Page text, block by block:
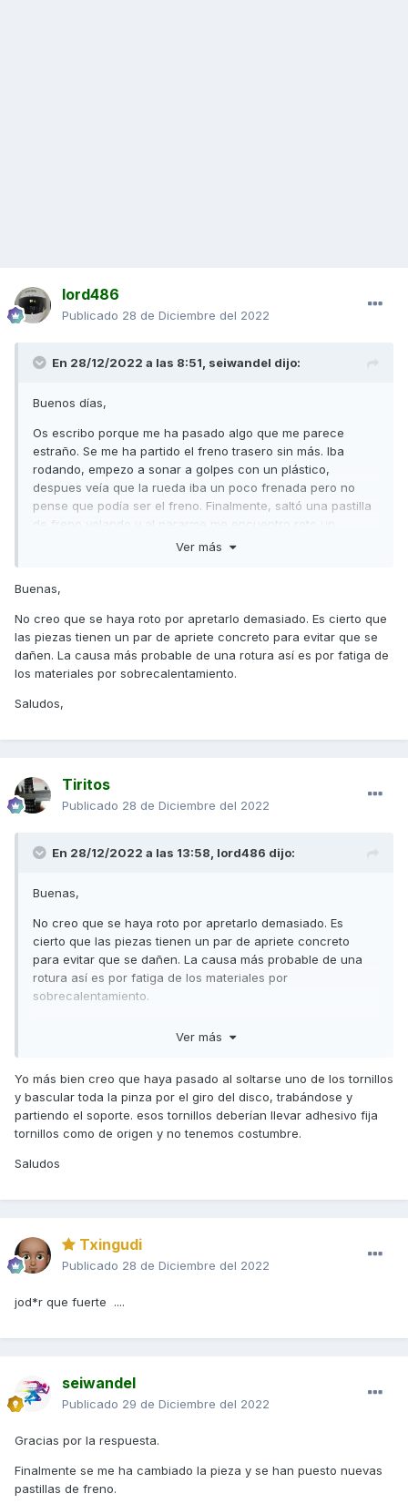
lord486
Publicado 28 de Diciembre del 2022
En 28/12/2022 a las 8:51, seiwandel dijo:
Buenos días,
Os escribo porque me ha pasado algo que me parece
estraño. Se me ha partido el freno trasero sin más. Iba
rodando, empezo a sonar a golpes con un plástico,
despues veía que la rueda iba un poco frenada pero no
pense que podía ser el freno. Finalmente, saltó una pastilla
de freno volando y al pararme me encuentro roto un
anclaje. ¿Es por demasiado apriete de la tuerca? En qué
Ver más
Buenas,
No creo que se haya roto por apretarlo demasiado. Es cierto que
las piezas tienen un par de apriete concreto para evitar que se
dañen. La causa más probable de una rotura así es por fatiga de
los materiales por sobrecalentamiento.
Saludos,
Tiritos
Publicado 28 de Diciembre del 2022
En 28/12/2022 a las 13:58, lord486 dijo:
Buenas,
No creo que se haya roto por apretarlo demasiado. Es
cierto que las piezas tienen un par de apriete concreto
para evitar que se dañen. La causa más probable de una
rotura así es por fatiga de los materiales por
sobrecalentamiento.
Ver más
Yo más bien creo que haya pasado al soltarse uno de los tornillos
y bascular toda la pinza por el giro del disco, trabándose y
partiendo el soporte. esos tornillos deberían llevar adhesivo fija
tornillos como de origen y no tenemos costumbre.
Saludos
Txingudi
Publicado 28 de Diciembre del 2022
jod*r que fuerte ....
seiwandel
Publicado 29 de Diciembre del 2022
Gracias por la respuesta.
Finalmente se me ha cambiado la pieza y se han puesto nuevas
pastillas de freno.